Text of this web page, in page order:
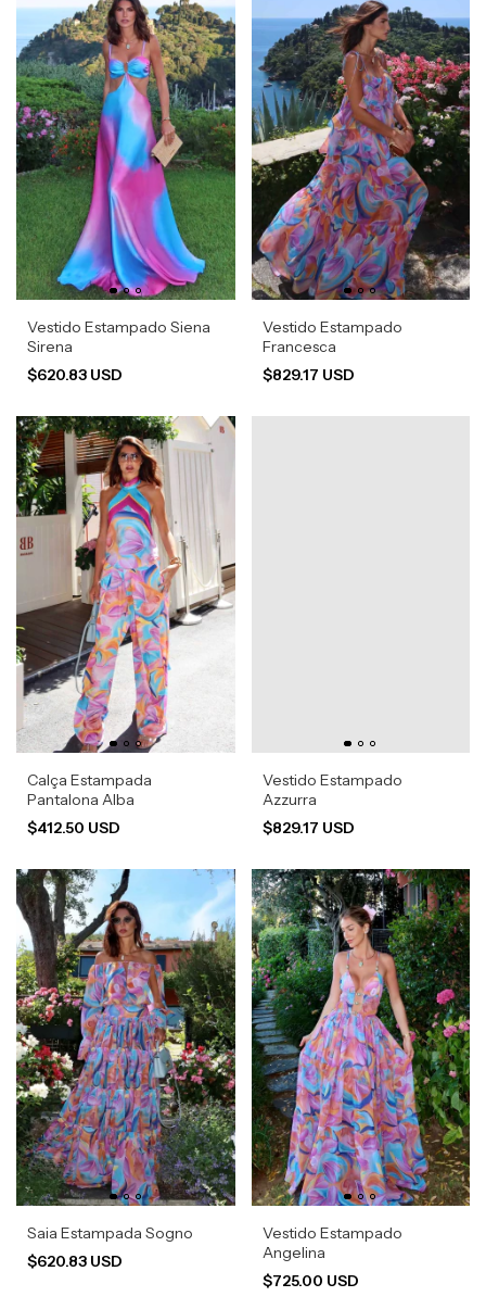
Vestido Estampado Siena
Sirena
$620.83 USD
Vestido Estampado
Francesca
$829.17 USD
Calça Estampada
Pantalona Alba
$412.50 USD
Vestido Estampado
Azzurra
$829.17 USD
Saia Estampada Sogno
$620.83 USD
Vestido Estampado
Angelina
$725.00 USD